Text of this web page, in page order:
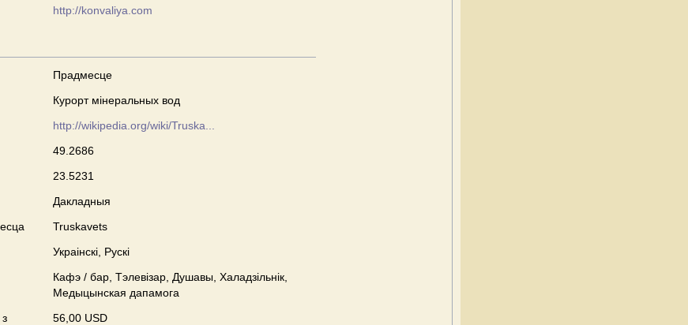
http://konvaliya.com
Прадмесце
Курорт мінеральных вод
http://wikipedia.org/wiki/Truska...
49.2686
23.5231
Дакладныя
Truskavets
Украінскі, Рускі
Кафэ / бар, Тэлевізар, Душавы, Халадзільнік,
Медыцынская дапамога
56,00 USD